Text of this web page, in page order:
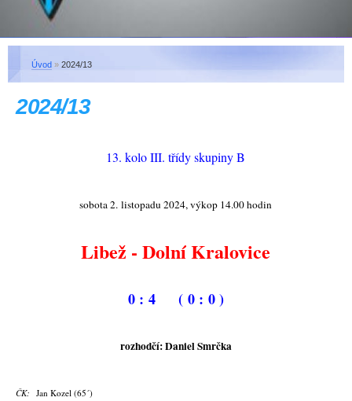
Úvod » 2024/13
2024/13
13. kolo III. třídy skupiny B
sobota 2. listopadu 2024, výkop 14.00 hodin
Libež - Dolní Kralovice
0 : 4 ( 0 : 0 )
rozhodčí: Daniel Smrčka
ČK: Jan Kozel (65´)